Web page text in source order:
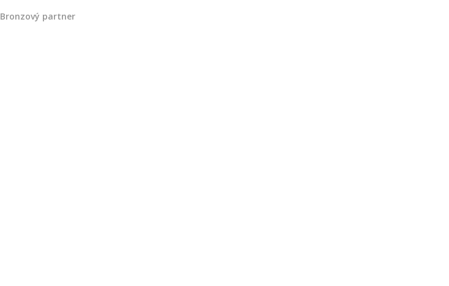
Bronzový partner